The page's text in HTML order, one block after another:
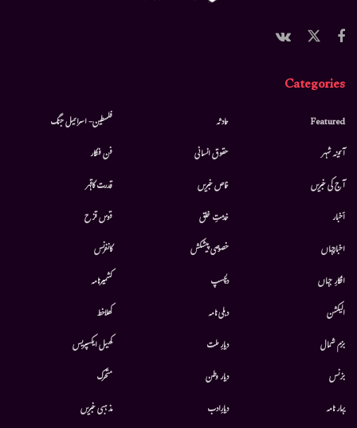
Categories
Featured
آئینہ شہر
آج کی خبریں
أخبار
اخبارجہاں
افکارِ جہاں
الیکشن
بزم شمال
بزنس
بہار نامہ
حادثہ
حقوق انسانی
خاص خبریں
خدمتِ خلق
خصوصی پیشکش
دلچسپ
دہلی نامہ
دیارِ ملت
دیار وطن
دیارِادب
فلسطین- اسرائیل جنگ
فن فنکار
قدرت کاقہر
قوس قزح
کانفرنس
کشمیرنامہ
کھلاخط
کھیل ایکسپریس
متحرك
مذہبی خبریں